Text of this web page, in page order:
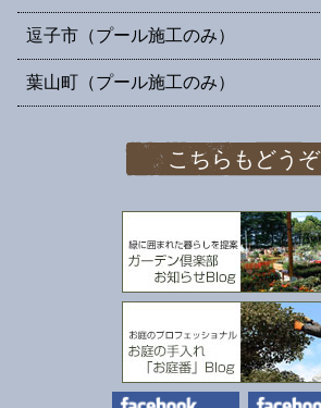
逗子市（プール施工のみ）
葉山町（プール施工のみ）
こちらもどうぞ